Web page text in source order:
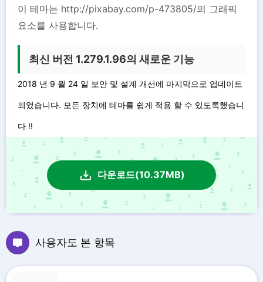
이 테마는 http://pixabay.com/p-473805/의 그래픽
요소를 사용합니다.
최신 버전 1.279.1.96의 새로운 기능
2018 년 9 월 24 일 보안 및 설계 개선에 마지막으로 업데이트
되었습니다. 모든 장치에 테마를 쉽게 적용 할 수 있도록했습니
다 !!
다운로드(10.37MB)
사용자도 본 항목